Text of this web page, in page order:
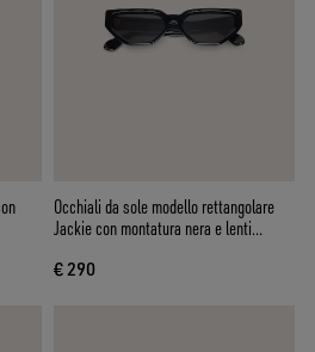
Occhiali da sole modello rettangolare
Jackie con montatura nera e lenti
€ 290